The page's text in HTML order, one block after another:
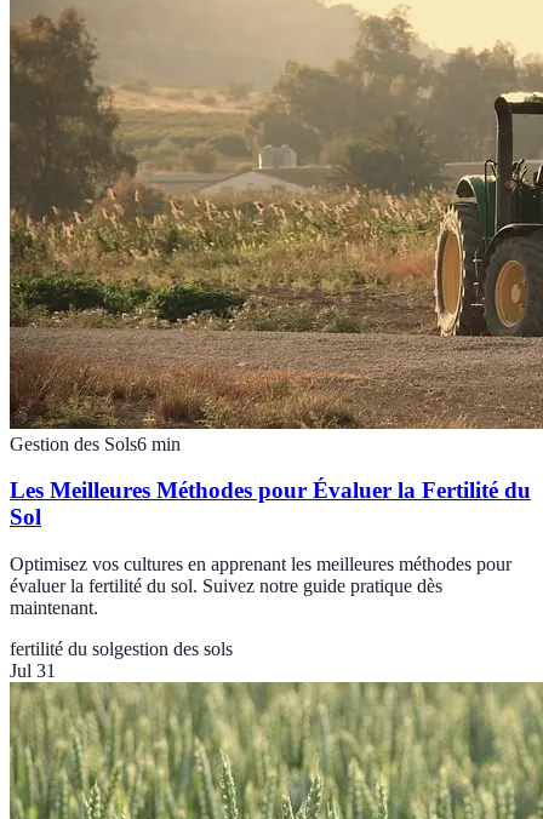
Gestion des Sols6 min
Les Meilleures Méthodes pour Évaluer la Fertilité du
Sol
Optimisez vos cultures en apprenant les meilleures méthodes pour
évaluer la fertilité du sol. Suivez notre guide pratique dès
maintenant.
fertilité du solgestion des sols
Jul 31